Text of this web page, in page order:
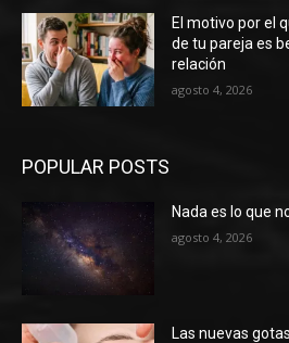
El motivo por el
de tu pareja es
relación
agosto 4, 2026
POPULAR POSTS
Nada es lo que
agosto 4, 2026
Las nuevas